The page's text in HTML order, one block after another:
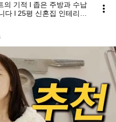
의 기적 l 좁은 주방과 수납
다 l 25평 신혼집 인테리어 l
트